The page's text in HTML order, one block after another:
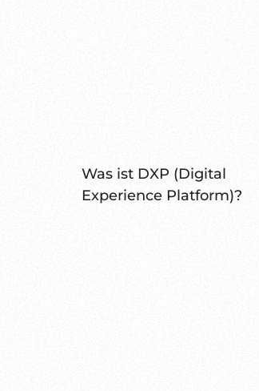
Was ist DXP (Digital
Experience Platform)?